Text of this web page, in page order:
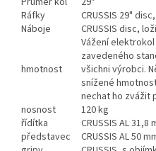
Ráfky
CRUSSIS 29"
Náboje
CRUSSIS disc,
hmotnost
Vážení
zavedeného
všichni výrobci.
snížené
nechat ho zvážit
nosnost
120 kg
řídítka
CRUSSIS AL 31,8
představec
CRUSSIS AL 50